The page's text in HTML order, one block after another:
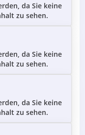
da Sie keine
zu sehen.
da Sie keine
zu sehen.
da Sie keine
zu sehen.